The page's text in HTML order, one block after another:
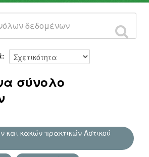
σύνολο
και κακών πρακτικών Αστικού